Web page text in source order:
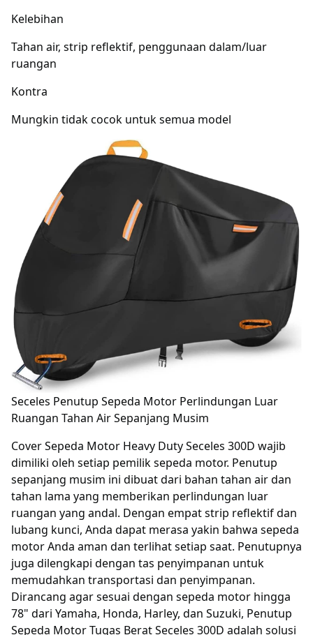
Kelebihan
Tahan air, strip reflektif, penggunaan dalam/luar
ruangan
Kontra
Mungkin tidak cocok untuk semua model
Seceles Penutup Sepeda Motor Perlindungan Luar
Ruangan Tahan Air Sepanjang Musim
Cover Sepeda Motor Heavy Duty Seceles 300D wajib
dimiliki oleh setiap pemilik sepeda motor. Penutup
sepanjang musim ini dibuat dari bahan tahan air dan
tahan lama yang memberikan perlindungan luar
ruangan yang andal. Dengan empat strip reflektif dan
lubang kunci, Anda dapat merasa yakin bahwa sepeda
motor Anda aman dan terlihat setiap saat. Penutupnya
juga dilengkapi dengan tas penyimpanan untuk
memudahkan transportasi dan penyimpanan.
Dirancang agar sesuai dengan sepeda motor hingga
78" dari Yamaha, Honda, Harley, dan Suzuki, Penutup
Sepeda Motor Tugas Berat Seceles 300D adalah solusi